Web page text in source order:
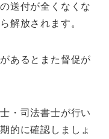
送付が全くなくな
解放されます。
あるとまた督促が
・司法書士が行い
的に確認しましょ